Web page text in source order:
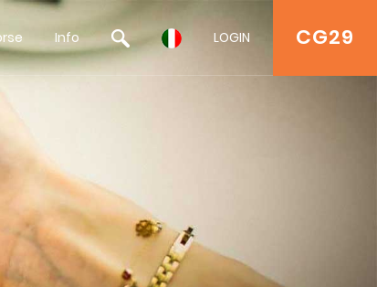
CG29
Info LOGIN